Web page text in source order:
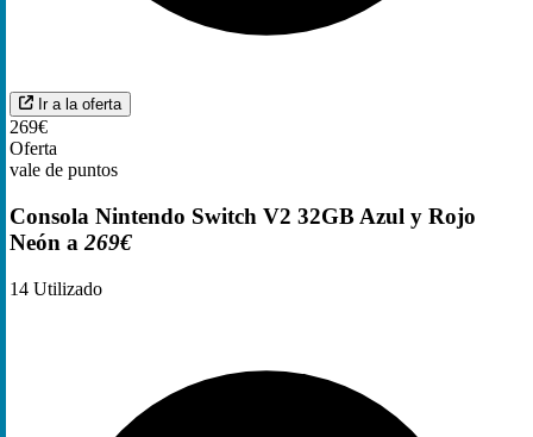
Ir a la oferta
269€
Oferta
vale de puntos
Consola Nintendo Switch V2 32GB Azul y Rojo
Neón a 269€
14 Utilizado